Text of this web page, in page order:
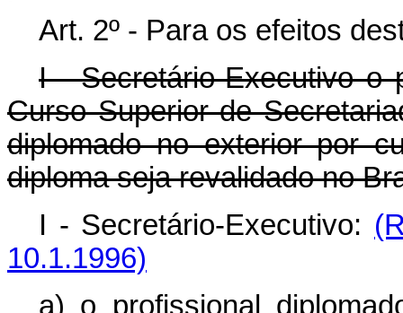
Art. 2º - Para os efeitos
I - Secretário-Executivo o
Curso Superior de
diplomado no exterior por
diploma seja revalidado no
I - Secretário-Executivo:
10.1.1996)
a) o profissional